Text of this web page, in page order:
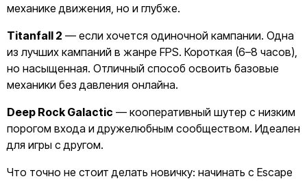
механике движения, но и глубже.
Titanfall 2 — если хочется одиночной кампании. Одна
из лучших кампаний в жанре FPS. Короткая (6–8 часов),
но насыщенная. Отличный способ освоить базовые
механики без давления онлайна.
Deep Rock Galactic — кооперативный шутер с низким
порогом входа и дружелюбным сообществом. Идеален
для игры с другом.
Что точно не стоит делать новичку: начинать с Escape